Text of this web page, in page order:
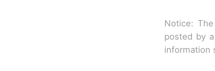
Notice:
posted by
information